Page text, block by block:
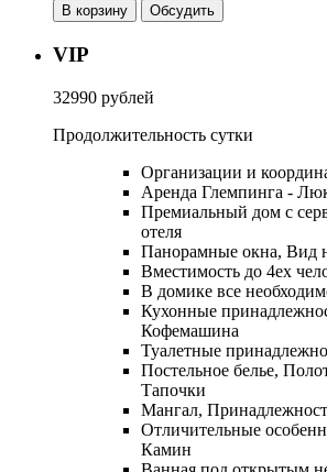
В корзину Обсудить
VIP
32990 рублей
Продолжительность сутки
Организации и
Аренда Глемпинга -
Премиальный дом с
отеля
Панорамные окна, Вид
Вместимость до 4ех
В домике все
Кухонные
Кофемашина
Туалетные
Постельное белье,
Тапочки
Мангал,
Отличительные
Камин